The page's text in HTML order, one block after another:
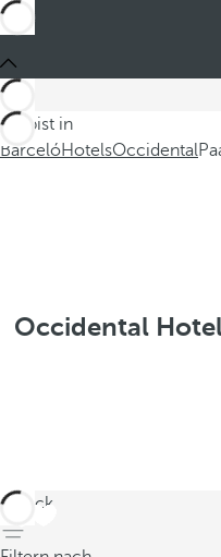
Du bist in
BarcelóHotelsOccidental
Occidental
zurück